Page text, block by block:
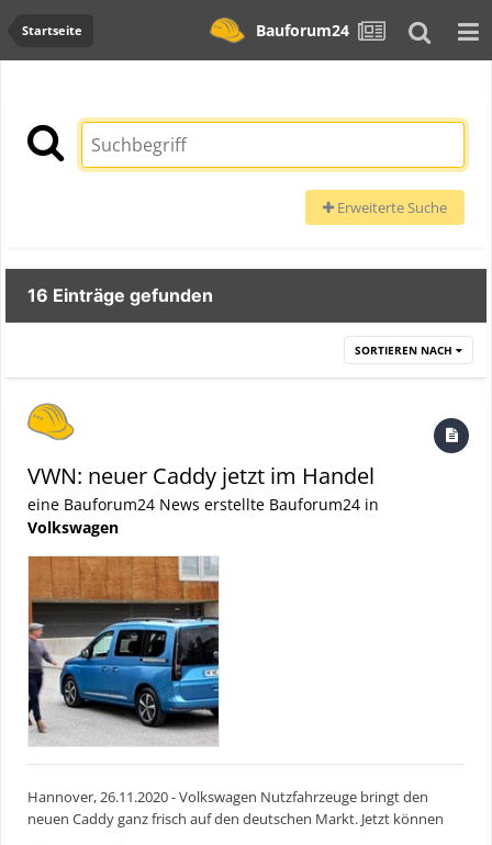
Startseite Bauforum24
Erweiterte Suche
16 Einträge gefunden
SORTIEREN NACH
VWN: neuer Caddy jetzt im Handel
eine Bauforum24 News erstellte Bauforum24 in
Volkswagen
Hannover, 26.11.2020 - Volkswagen Nutzfahrzeuge bringt den
neuen Caddy ganz frisch auf den deutschen Markt. Jetzt können